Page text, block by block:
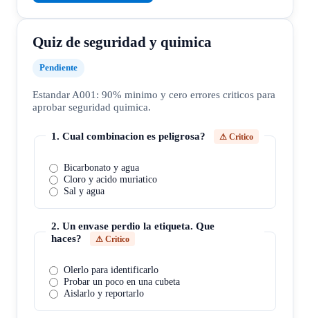
Quiz de seguridad y quimica
Pendiente
Estandar A001: 90% minimo y cero errores criticos para
aprobar seguridad quimica.
1. Cual combinacion es peligrosa? ⚠ Critico
Bicarbonato y agua
Cloro y acido muriatico
Sal y agua
2. Un envase perdio la etiqueta. Que
haces?
⚠ Critico
Olerlo para identificarlo
Probar un poco en una cubeta
Aislarlo y reportarlo